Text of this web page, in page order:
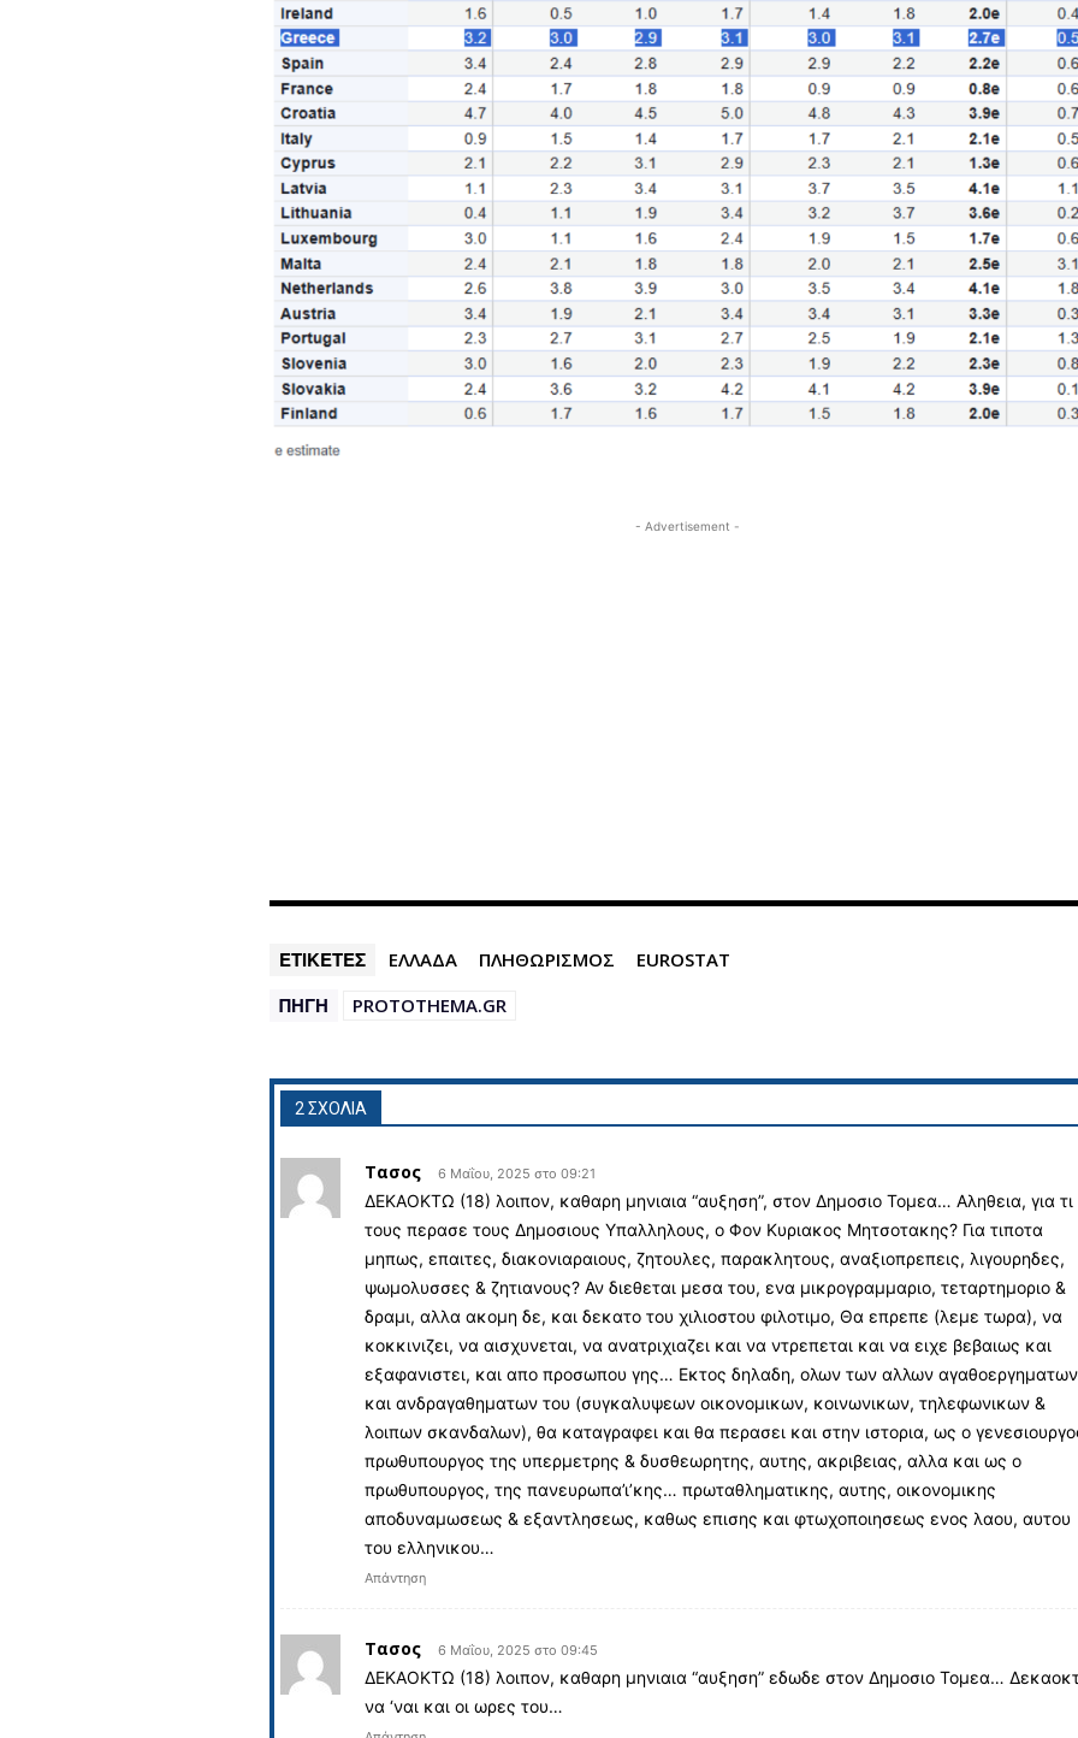
- Advertisement -
ΕΤΙΚΕΤΕΣ ΕΛΛΑΔΑ ΠΛΗΘΩΡΙΣΜΟΣ EUROSTAT
ΠΗΓΗ PROTOTHEMA.GR
2 ΣΧΟΛΙΑ
Τασος 6 Μαΐου, 2025 στο 09:21
ΔΕΚΑΟΚΤΩ (18) λοιπον, καθαρη μηνιαια “αυξηση”, στον Δημοσιο Τομεα… Αληθεια, για τι
τους περασε τους Δημοσιους Υπαλληλους, ο Φον Κυριακος Μητσοτακης? Για τιποτα
μηπως, επαιτες, διακονιαραιους, ζητουλες, παρακλητους, αναξιοπρεπεις, λιγουρηδες,
ψωμολυσσες & ζητιανους? Αν διεθεται μεσα του, ενα μικρογραμμαριο, τεταρτημοριο &
δραμι, αλλα ακομη δε, και δεκατο του χιλιοστου φιλοτιμο, Θα επρεπε (λεμε τωρα), να
κοκκινιζει, να αισχυνεται, να ανατριχιαζει και να ντρεπεται και να ειχε βεβαιως και
εξαφανιστει, και απο προσωπου γης… Εκτος δηλαδη, ολων των αλλων αγαθοεργηματων
και ανδραγαθηματων του (συγκαλυψεων οικονομικων, κοινωνικων, τηλεφωνικων &
λοιπων σκανδαλων), θα καταγραφει και θα περασει και στην ιστορια, ως ο
πρωθυπουργος της υπερμετρης & δυσθεωρητης, αυτης, ακριβειας, αλλα και ως ο
πρωθυπουργος, της πανευρωπα’ι’κης… πρωταθληματικης, αυτης, οικονομικης
αποδυναμωσεως & εξαντλησεως, καθως επισης και φτωχοποιησεως ενος λαου, αυτου
του ελληνικου…
Απάντηση
Τασος 6 Μαΐου, 2025 στο 09:45
ΔΕΚΑΟΚΤΩ (18) λοιπον, καθαρη μηνιαια “αυξηση” εδωδε στον Δημοσιο Τομεα…
να ‘ναι και οι ωρες του…